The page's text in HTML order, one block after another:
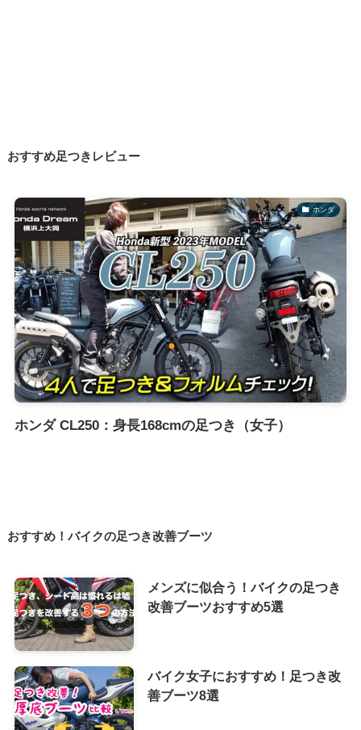
おすすめ足つきレビュー
ホンダ
ホンダ CL250：身長168cmの足つき（女子）
おすすめ！バイクの足つき改善ブーツ
メンズに似合う！バイクの足つき
改善ブーツおすすめ5選
バイク女子におすすめ！足つき改
善ブーツ8選